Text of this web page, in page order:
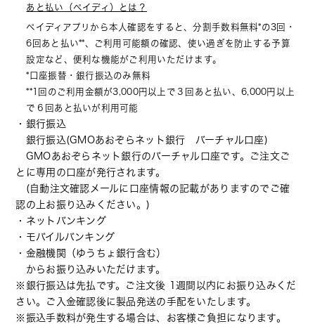
あと払い（ペイディ）とは？
ペイディアプリから本人確認をすると、分割手数料無料*の3回・
6回あと払い**、ご利用可能額の確認、使い過ぎを防止する予算
設定など、便利な機能がご利用いただけます。
*口座振替・銀行振込のみ無料
**1回のご利用金額が3,000円以上で３回あと払い、6,000円以上
で６回あと払いが利用可能
・銀行振込
銀行振込(GMOあおぞらネット銀行 バーチャル口座)
GMOあおぞらネット銀行のバーチャル口座です。ご注文ご
とに専用の口座が発行されます。
(自動注文確認メールに口座情報の記載がありますのでご確
認の上お振り込みください。)
・ネットバンキング
・モバイルバンキング
・金融機関（ゆうちょ銀行含む）
からお振り込みいただけます。
※銀行振込は先払です。ご注文後 1週間以内にお振り込みくだ
さい。ご入金確認後に製品発送の手配をいたします。
※振込手数料が発生する場合は、お客様ご負担になります。